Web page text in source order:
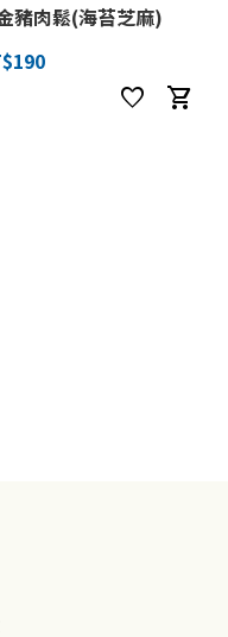
豬肉鬆(海苔芝麻)
favorite shopping_cart